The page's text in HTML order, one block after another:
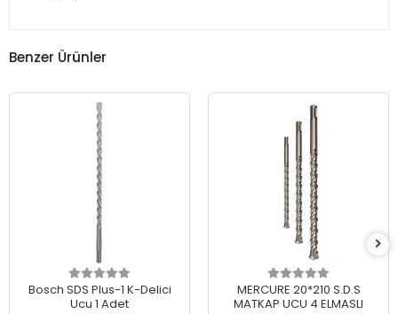
Benzer Ürünler
Bosch SDS Plus-1 K-Delici
Ucu 1 Adet
MERCURE 20*210 S.D.S
MATKAP UCU 4 ELMASLI